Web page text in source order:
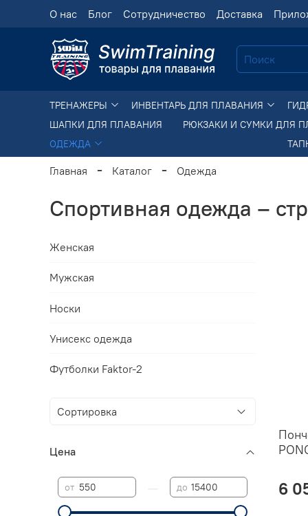
О нас Блог Сотрудничество Доставка
ТРЕНАЖЕРЫ ИНВЕНТАРЬ ДЛЯ ПЛАВАНИЯ
ШАПКИ ДЛЯ ПЛАВАНИЯ
РЮКЗАКИ И СУМКИ ДЛЯ
ОДЕЖДА
Главная Каталог Одежда
Спортивная одежда –
6
Женская
Мужская
Носки
Унисекс одежда
Футболки Faktor-2
Цена
от до